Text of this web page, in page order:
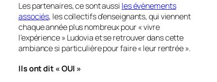
Les partenaires, ce sont aussi les évènements
associés, les collectifs d’enseignants, qui viennent
chaque année plus nombreux pour «vivre
l’expérience» Ludovia et se retrouver dans cette
ambiance si particulière pour faire «leur rentrée».
Ils ont dit « OUI »